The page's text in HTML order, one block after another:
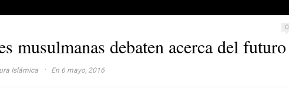
0
musulmanas debaten acerca del futuro
Islámica · En 6 mayo, 2016